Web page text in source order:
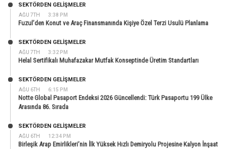
AĞU 7TH 3:38 PM
SEKTÖRDEN GELIŞMELER
Fuzul’den Konut ve Araç Finansmanında Kişiye Özel Terzi Usulü Planlama
AĞU 7TH 3:32 PM
SEKTÖRDEN GELIŞMELER
Helal Sertifikalı Muhafazakar Mutfak Konseptinde Üretim Standartları
AĞU 6TH 6:15 PM
SEKTÖRDEN GELIŞMELER
Notte Global Pasaport Endeksi 2026 Güncellendi: Türk Pasaportu 199 Ülke
Arasında 86. Sırada
AĞU 6TH 12:34 PM
SEKTÖRDEN GELIŞMELER
Birleşik Arap Emirlikleri’nin İlk Yüksek Hızlı Demiryolu Projesine Kalyon İnşaat